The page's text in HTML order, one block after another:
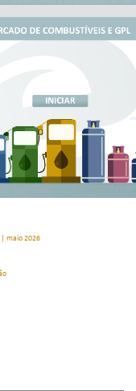
| maio 2026